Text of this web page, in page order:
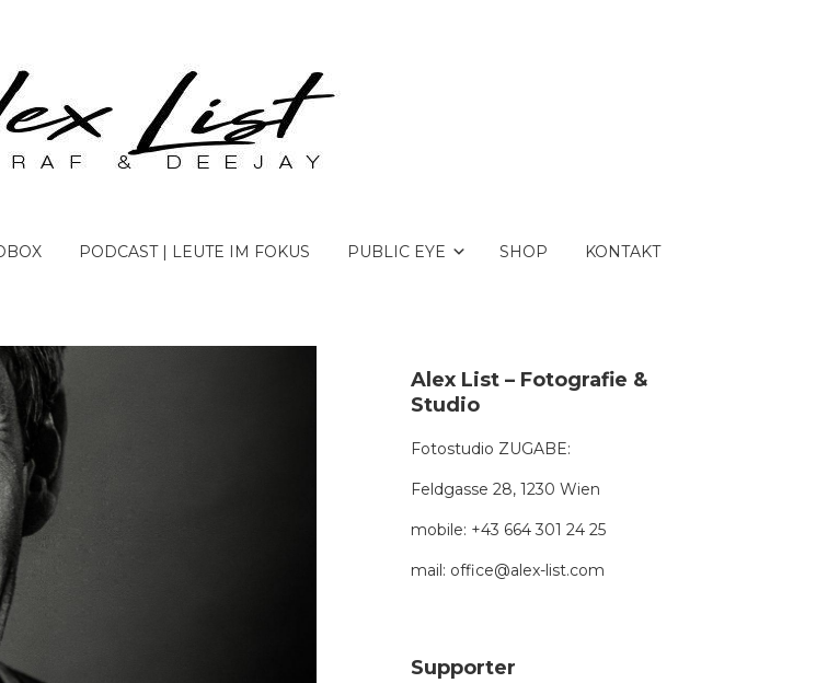
PODCAST | LEUTE IM FOKUS PUBLIC EYE SHOP KONTAKT
Alex List – Fotografie &
Studio
Fotostudio ZUGABE:
Feldgasse 28, 1230 Wien
mobile: +43 664 301 24 25
mail: office@alex-list.com
Supporter